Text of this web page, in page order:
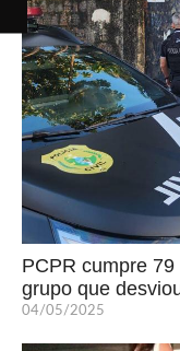
PCPR cumpre
grupo que
04/05/2025